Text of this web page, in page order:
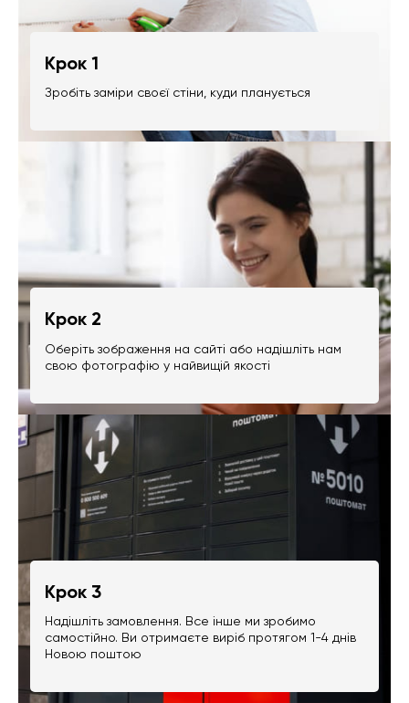
Крок 1
Зробіть заміри своєї стіни, куди планується
Крок 2
Оберіть зображення на сайті або надішліть нам
свою фотографію у найвищій якості
Крок 3
Надішліть замовлення. Все інше ми зробимо
самостійно. Ви отримаєте виріб протягом 1-4 днів
Новою поштою